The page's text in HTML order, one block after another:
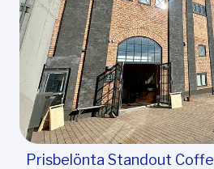
Prisbelönta Standout